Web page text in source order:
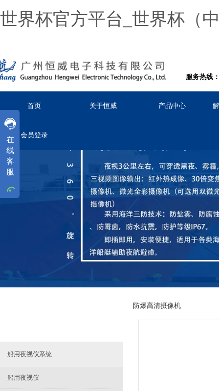
世界杯官方平台_世界杯（
服务热线
在
线
客
服
客服
工作时间
周一
首页 关于恒威 产品中心
会员登录
船用夜视仪系统
船用夜视仪
防爆高清摄像机